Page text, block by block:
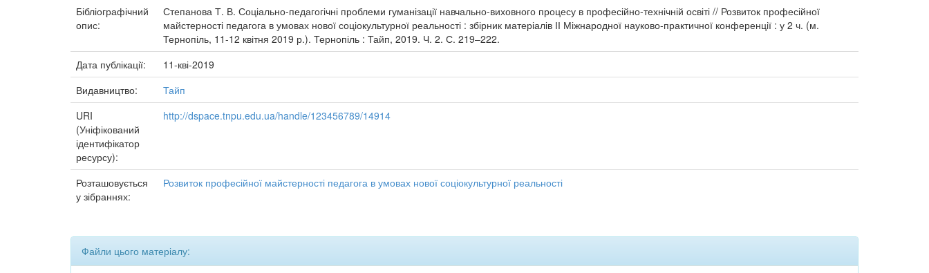
Бібліографічний
опис:
Степанова Т. В. Соціально-педагогічні проблеми гуманізації навчально-виховного процесу в професійно-технічній освіті // Розвиток професійної
майстерності педагога в умовах нової соціокультурної реальності : збірник матеріалів ІІ Міжнародної науково-практичної конференції : у 2 ч. (м.
Тернопіль, 11-12 квітня 2019 р.). Тернопіль : Тайп, 2019. Ч. 2. С. 219–222.
Дата публікації:
11-кві-2019
Видавництво:
Тайп
URI
(Уніфікований
ідентифікатор
ресурсу):
http://dspace.tnpu.edu.ua/handle/123456789/14914
Розташовується
у зібраннях:
Розвиток професійної майстерності педагога в умовах нової соціокультурної реальності
Файли цього матеріалу: